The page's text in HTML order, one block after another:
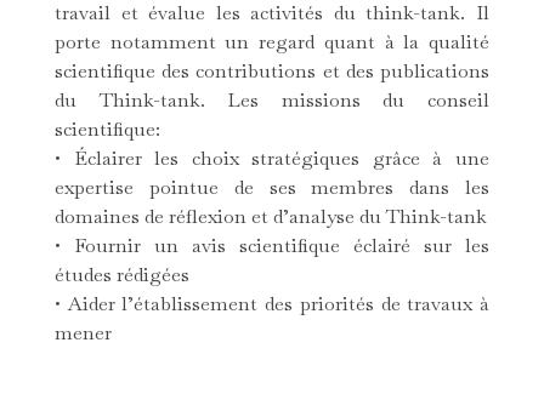
travail et évalue les activités du think-tank. Il
porte notamment un regard quant à la qualité
scientifique des contributions et des publications
du Think-tank. Les missions du conseil
scientifique:
•⁠ ⁠Éclairer les choix stratégiques grâce à une
expertise pointue de ses membres dans les
domaines de réflexion et d’analyse du Think-tank
•⁠ ⁠Fournir un avis scientifique éclairé sur les
études rédigées
•⁠ ⁠Aider l’établissement des priorités de travaux à
mener